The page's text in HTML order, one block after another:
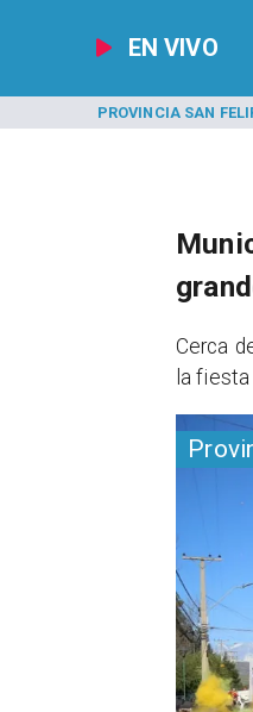
EN VIVO
PROVINCIA SAN
​Cerca
la